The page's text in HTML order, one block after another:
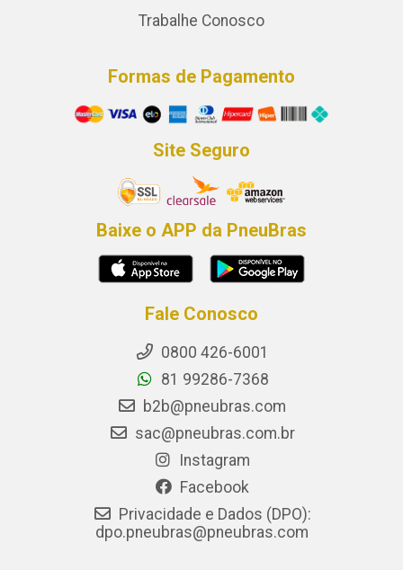
Trabalhe Conosco
Formas de Pagamento
Site Seguro
Baixe o APP da PneuBras
Fale Conosco
0800 426-6001
81 99286-7368
b2b@pneubras.com
sac@pneubras.com.br
Instagram
Facebook
Privacidade e Dados (DPO):
dpo.pneubras@pneubras.com